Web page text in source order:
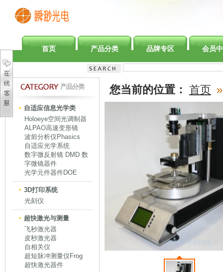
首页 产品分类 品牌专区 会员
产品分类
自适应信息光学类
Holoeye空间光调制器
ALPAO高速变形镜
波前分析仪Phasics
自适应光学系统
数字微反射镜 DMD 数
字微镜器件
光学元件器件DOE
3D打印系统
光刻仪
超快激光与测量
飞秒激光器
皮秒激光器
自相关仪
超短脉冲测量仪Frog
超快激光器件
您当前的位置： 首页 »